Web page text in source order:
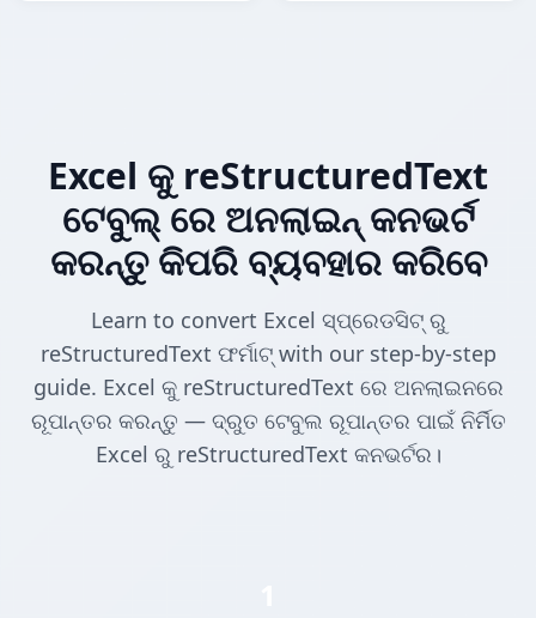
Excel କୁ reStructuredText
ଟେବୁଲ୍ ରେ ଅନଲାଇନ୍ କନଭର୍ଟ
କରନ୍ତୁ କିପରି ବ୍ୟବହାର କରିବେ
Learn to convert Excel ସ୍ପ୍ରେଡସିଟ୍ ରୁ
reStructuredText ଫର୍ମାଟ୍ with our step-by-step
guide. Excel କୁ reStructuredText ରେ ଅନଲାଇନରେ
ରୂପାନ୍ତର କରନ୍ତୁ — ଦ୍ରୁତ ଟେବୁଲ ରୂପାନ୍ତର ପାଇଁ ନିର୍ମିତ
Excel ରୁ reStructuredText କନଭର୍ଟର।